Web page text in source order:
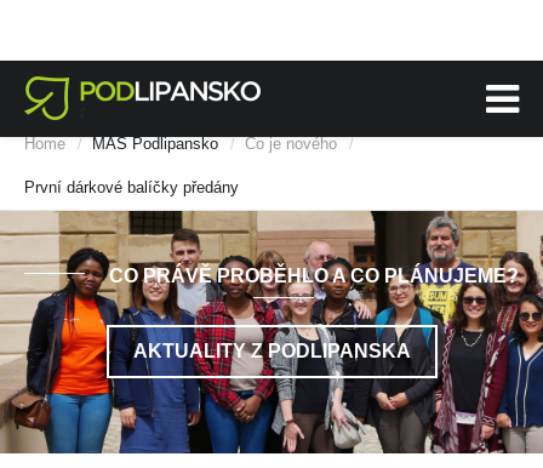
Home / MAS Podlipansko / Co je nového /
První dárkové balíčky předány
CO PRÁVĚ PROBĚHLO A CO PLÁNUJEME?
AKTUALITY Z PODLIPANSKA